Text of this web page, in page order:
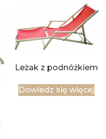
Leżak z podnóżkiem
Dowiedz się więcej